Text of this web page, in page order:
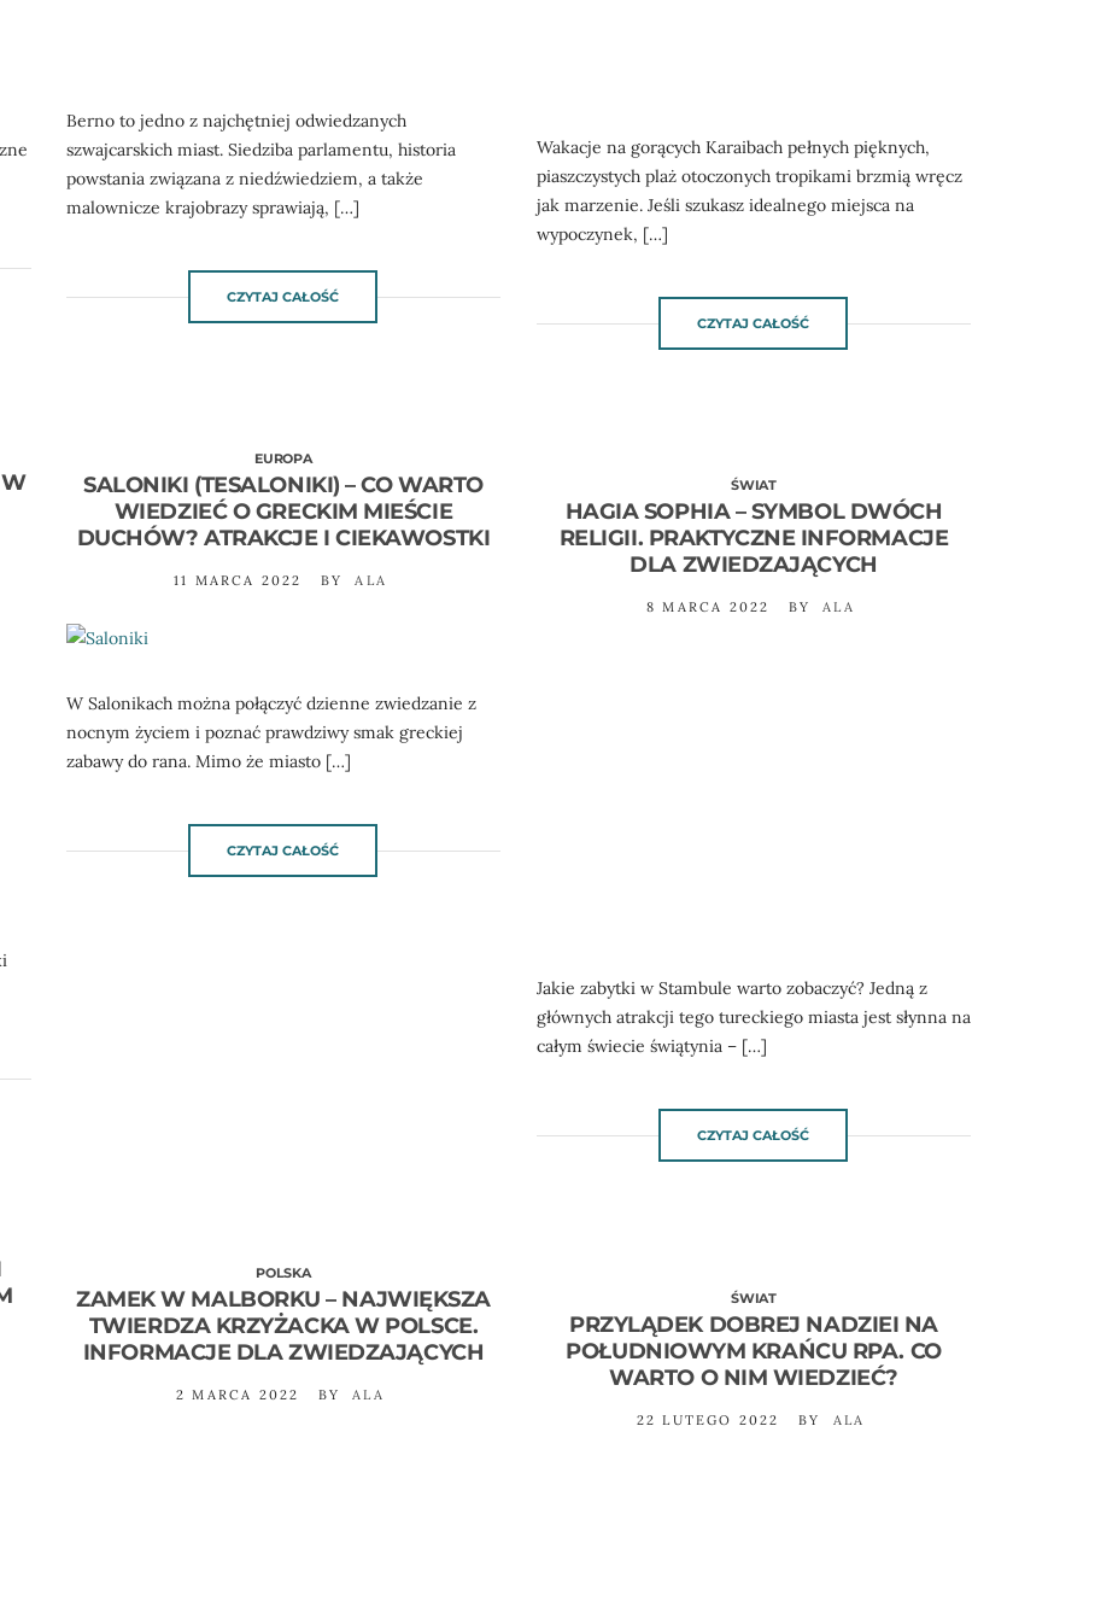
Berno to jedno z najchętniej odwiedzanych
szwajcarskich miast. Siedziba parlamentu, historia
powstania związana z niedźwiedziem, a także
malownicze krajobrazy sprawiają, […]
CZYTAJ CAŁOŚĆ
Wakacje na gorących Karaibach pełnych pięknych,
piaszczystych plaż otoczonych tropikami brzmią wręcz
jak marzenie. Jeśli szukasz idealnego miejsca na
wypoczynek, […]
CZYTAJ CAŁOŚĆ
W
EUROPA
SALONIKI (TESALONIKI) – CO WARTO
WIEDZIEĆ O GRECKIM MIEŚCIE
DUCHÓW? ATRAKCJE I CIEKAWOSTKI
11 MARCA 2022 BY ALA
W Salonikach można połączyć dzienne zwiedzanie z
nocnym życiem i poznać prawdziwy smak greckiej
zabawy do rana. Mimo że miasto […]
CZYTAJ CAŁOŚĆ
ŚWIAT
HAGIA SOPHIA – SYMBOL DWÓCH
RELIGII. PRAKTYCZNE INFORMACJE
DLA ZWIEDZAJĄCYCH
8 MARCA 2022 BY ALA
Jakie zabytki w Stambule warto zobaczyć? Jedną z
głównych atrakcji tego tureckiego miasta jest słynna na
całym świecie świątynia – […]
CZYTAJ CAŁOŚĆ
POLSKA
ZAMEK W MALBORKU – NAJWIĘKSZA
TWIERDZA KRZYŻACKA W POLSCE.
INFORMACJE DLA ZWIEDZAJĄCYCH
2 MARCA 2022 BY ALA
ŚWIAT
PRZYLĄDEK DOBREJ NADZIEI NA
POŁUDNIOWYM KRAŃCU RPA. CO
WARTO O NIM WIEDZIEĆ?
22 LUTEGO 2022 BY ALA